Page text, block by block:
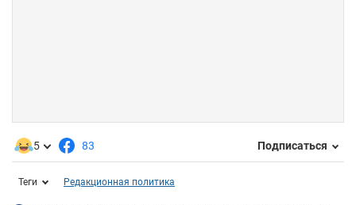
5 83 Подписаться
Теги Редакционная политика